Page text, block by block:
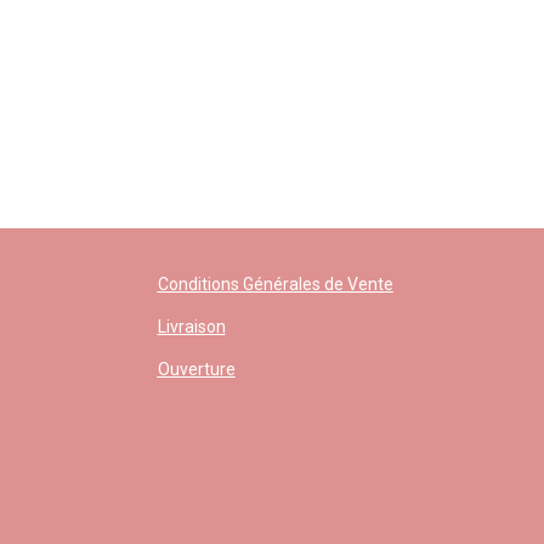
Conditions Générales de Vente
Livraison
Ouverture